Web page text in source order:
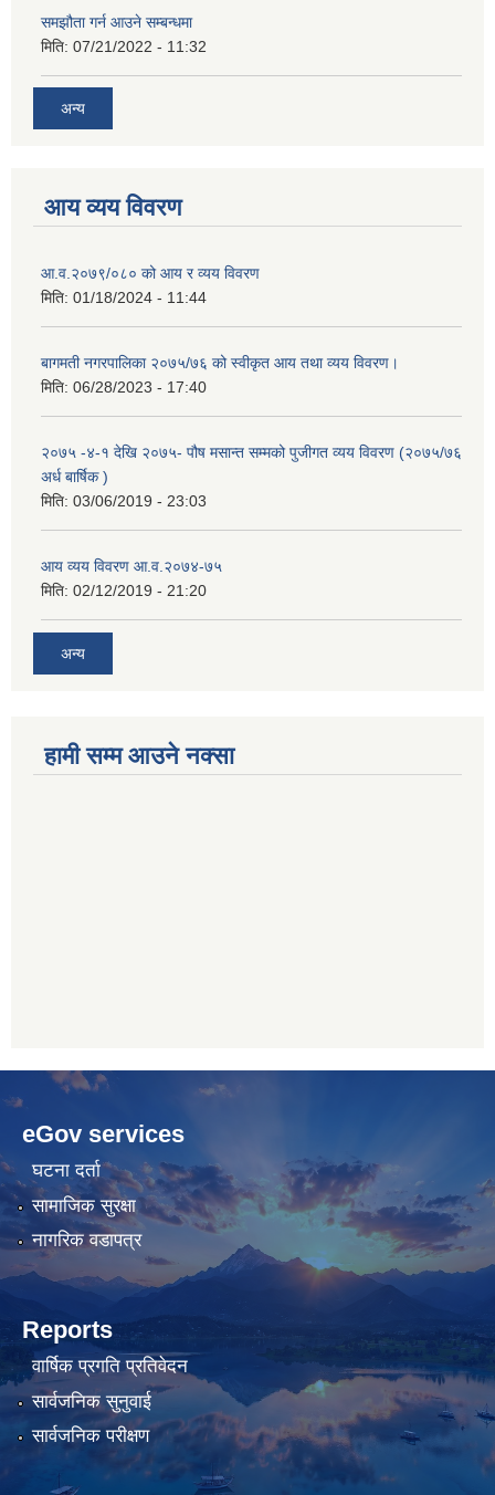
समझौता गर्न आउने सम्बन्धमा
मिति: 07/21/2022 - 11:32
अन्य
आय व्यय विवरण
आ.व.२०७९/०८० को आय र व्यय विवरण
मिति: 01/18/2024 - 11:44
बागमती नगरपालिका २०७५/७६ को स्वीकृत आय तथा व्यय विवरण।
मिति: 06/28/2023 - 17:40
२०७५ -४-१ देखि २०७५- पौष मसान्त सम्मको पुजीगत व्यय विवरण (२०७५/७६
अर्ध बार्षिक )
मिति: 03/06/2019 - 23:03
आय व्यय विवरण आ.व.२०७४-७५
मिति: 02/12/2019 - 21:20
अन्य
हामी सम्म आउने नक्सा
betwild
cratosroyalbet
bahis
siteleri
hdasianporns.net
lunadark.org
bahis
siteleri
eGov services
घटना दर्ता
सामाजिक सुरक्षा
नागरिक वडापत्र
Reports
वार्षिक प्रगति प्रतिवेदन
सार्वजनिक सुनुवाई
सार्वजनिक परीक्षण